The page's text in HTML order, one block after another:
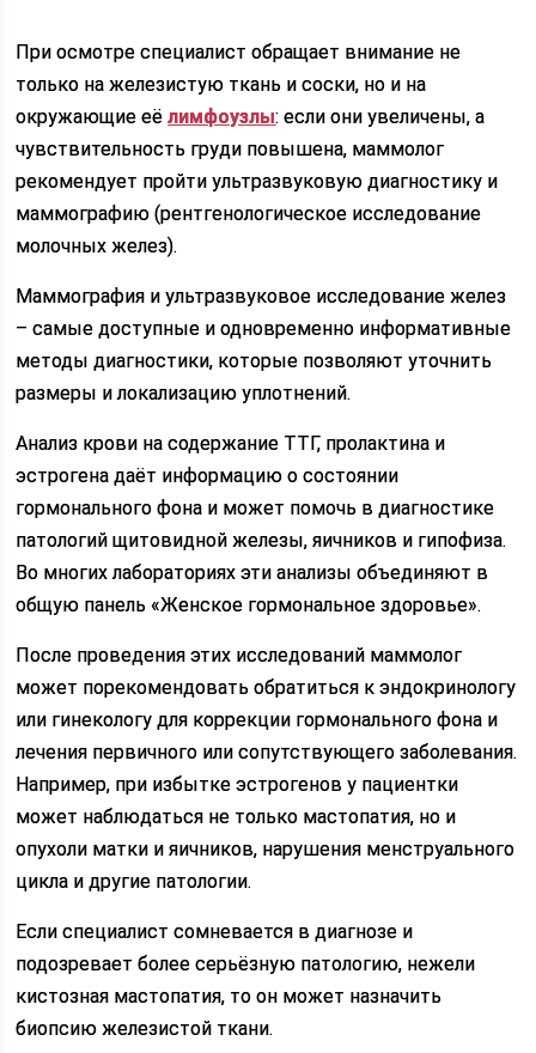
При осмотре специалист обращает внимание не
только на железистую ткань и соски, но и на
окружающие еёлимфоузлы: если они увеличены, а
чувствительность груди повышена, маммолог
рекомендует пройти ультразвуковую диагностику и
маммографию (рентгенологическое исследование
молочных желез).
Маммография и ультразвуковое исследование желез
– самые доступные и одновременно информативные
методы диагностики, которые позволяют уточнить
размеры и локализацию уплотнений.
Анализ крови на содержание ТТГ, пролактина и
эстрогена даёт информацию о состоянии
гормонального фона и может помочь в диагностике
патологий щитовидной железы, яичников и гипофиза.
Во многих лабораториях эти анализы объединяют в
общую панель «Женское гормональное здоровье».
После проведения этих исследований маммолог
может порекомендовать обратиться к эндокринологу
или гинекологу для коррекции гормонального фона и
лечения первичного или сопутствующего заболевания.
Например, при избытке эстрогенов у пациентки
может наблюдаться не только мастопатия, но и
опухоли матки и яичников, нарушения менструального
цикла и другие патологии.
Если специалист сомневается в диагнозе и
подозревает более серьёзную патологию, нежели
кистозная мастопатия, то он может назначить
биопсию железистой ткани.